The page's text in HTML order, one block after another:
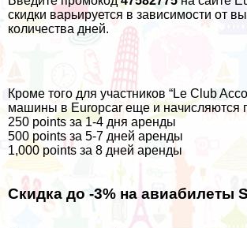
скидки варьируется в зависимости от
количества дней.
Кроме того для участников “Le Club
машины в Europcar еще и начисляются
250 points за 1-4 дня аренды
500 points за 5-7 дней аренды
1,000 points за 8 дней аренды
Скидка до -3% на авиабилеты